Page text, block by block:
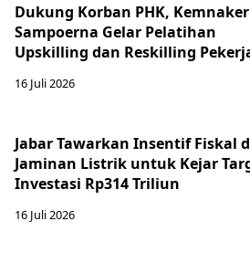
Dukung Korban PHK,
Sampoerna Gelar Pelatihan
Upskilling dan Reskilling
16 Juli 2026
Jabar Tawarkan Insentif Fiskal
Jaminan Listrik untuk Kejar
Investasi Rp314 Triliun
16 Juli 2026